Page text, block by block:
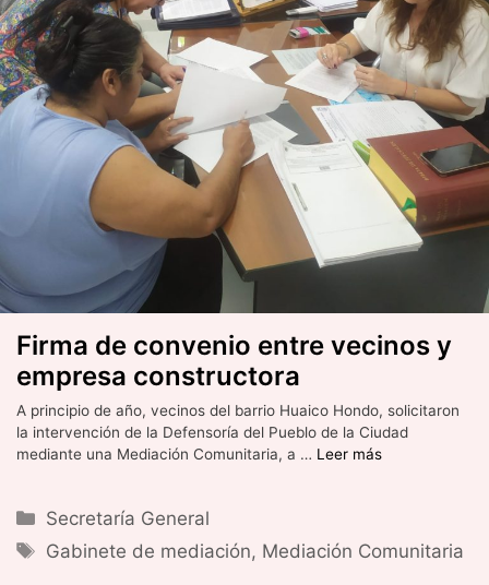
Firma de convenio entre vecinos y
empresa constructora
A principio de año, vecinos del barrio Huaico Hondo, solicitaron
la intervención de la Defensoría del Pueblo de la Ciudad
mediante una Mediación Comunitaria, a … Leer más
Categorías
Secretaría General
Etiquetas
Gabinete de mediación, Mediación Comunitaria